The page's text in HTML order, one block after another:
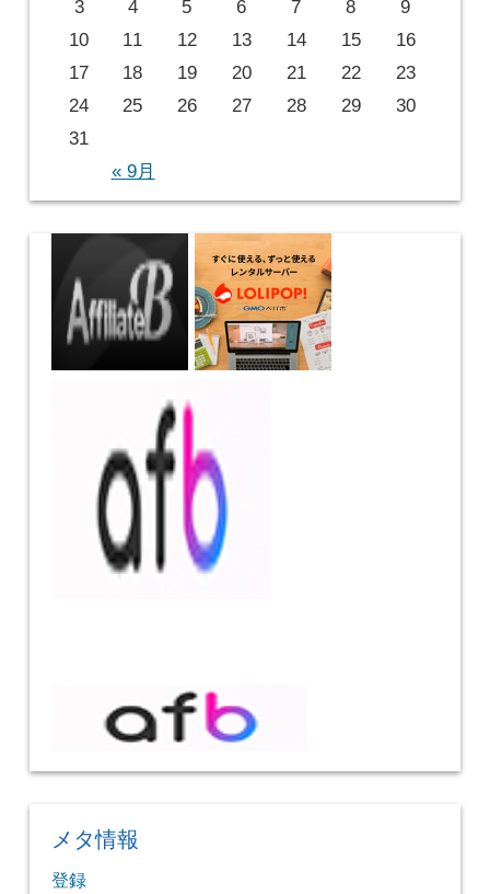
« 9月
3 4 5 6 7 8
9
10
11 12 13 14 15
16
17
18 19 20 21 22
23
24
25 26 27 28 29
30
31
メタ情報
登録